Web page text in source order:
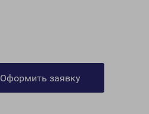
Оформить заявку